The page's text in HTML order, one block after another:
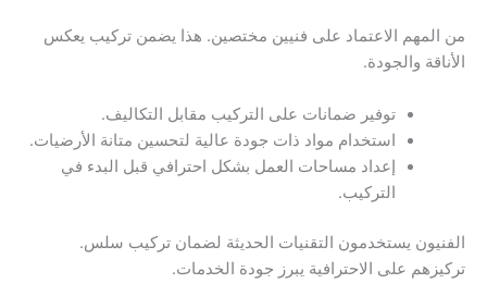
من المهم الاعتماد على فنيين مختصين. هذا يضمن تركيب يعكس
الأناقة والجودة.
توفير ضمانات على التركيب مقابل التكاليف.
استخدام مواد ذات جودة عالية لتحسين متانة الأرضيات.
إعداد مساحات العمل بشكل احترافي قبل البدء في
التركيب.
الفنيون يستخدمون التقنيات الحديثة لضمان تركيب سلس.
تركيزهم على الاحترافية يبرز جودة الخدمات.